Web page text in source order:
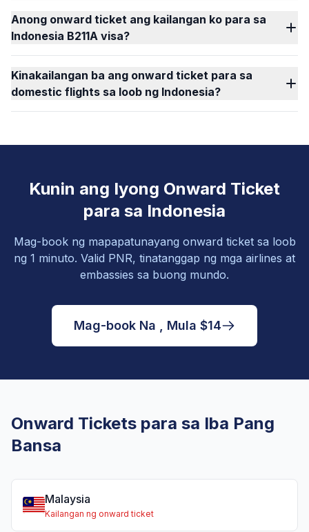
Anong onward ticket ang kailangan ko para sa
Indonesia B211A visa?
Kinakailangan ba ang onward ticket para sa
domestic flights sa loob ng Indonesia?
Kunin ang Iyong Onward Ticket
para sa Indonesia
Mag-book ng mapapatunayang onward ticket sa loob
ng 1 minuto. Valid PNR, tinatanggap ng mga airlines at
embassies sa buong mundo.
Mag-book Na , Mula $14
Onward Tickets para sa Iba Pang
Bansa
Malaysia
Kailangan ng onward ticket